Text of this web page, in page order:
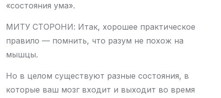
«состояния ума».
МИТУ СТОРОНИ: Итак, хорошее практическое
правило — помнить, что разум не похож на
мышцы.
Но в целом существуют разные состояния, в
которые ваш мозг входит и выходит во время